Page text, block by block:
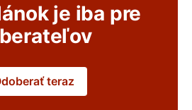
je iba pre
teraz